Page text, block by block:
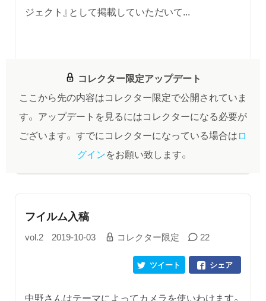
ジェクト』として掲載していただいて...
コレクター限定アップデート
ここから先の内容はコレクター限定で公開されていま
す。 アップデートを見るにはコレクターになる必要が
ございます。 すでにコレクターになっている場合はロ
グインをお願い致します。
フイルム入稿
vol.2 2019-10-03 コレクター限定 22
シェア
ツイート
中野さんはテーマによってカメラを使いわけます。